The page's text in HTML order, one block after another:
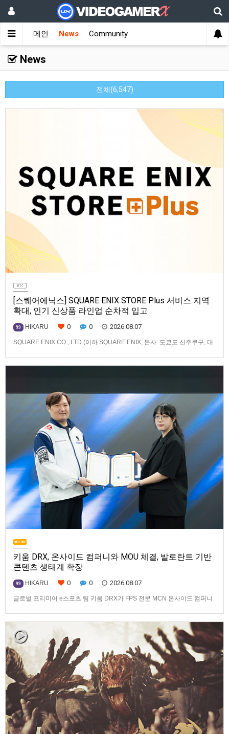
메인 News Community
News
전체(6,547)
[스퀘어에닉스] SQUARE ENIX STORE Plus 서비스 지역
확대, 인기 신상품 라인업 순차적 입고
99 HIKARU 0 0 2026.08.07
SQUARE ENIX CO., LTD.(이하 SQUARE ENIX, 본사: 도쿄도 신주쿠구, 대
키움 DRX, 온사이드 컴퍼니와 MOU 체결, 발로란트 기반
콘텐츠 생태계 확장
99 HIKARU 0 0 2026.08.07
글로벌 프리미어 e스포츠 팀 키움 DRX가 FPS 전문 MCN 온사이드 컴퍼니
문화 산업 저변 확대 및 콘텐츠 강화를 위한 업무 협약(MOU)을 체결했다고
밝혔다. 이날 협약식에는 키움 DRX 양선일 대표이사, …